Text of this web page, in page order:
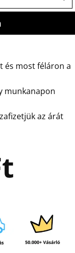
és most féláron a
munkanapon
az árát